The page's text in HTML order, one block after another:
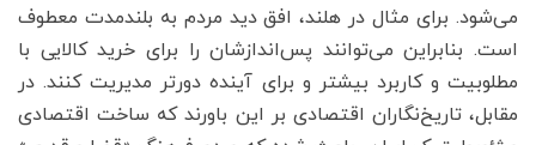
می‌شود. برای مثال در هلند، افق دید مردم به بلندمدت معطوف
است. بنابراین می‌توانند پس‌اندازشان را برای خرید کالایی با
مطلوبیت و کاربرد بیشتر و برای آینده دورتر مدیریت کنند. در
مقابل، تاریخ‌نگاران اقتصادی بر این باورند که ساخت اقتصادی